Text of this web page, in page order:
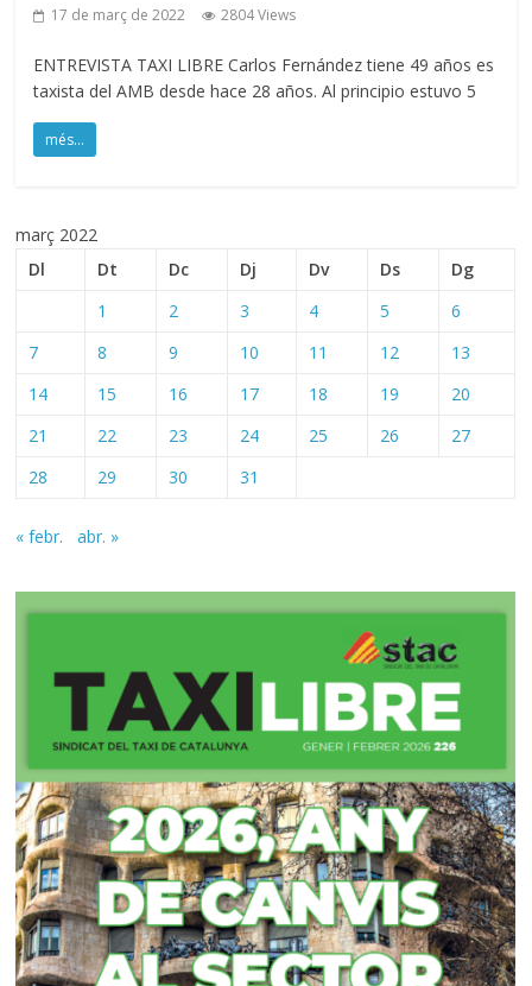
17 de març de 2022 2804 Views
ENTREVISTA TAXI LIBRE Carlos Fernández tiene 49 años es
taxista del AMB desde hace 28 años. Al principio estuvo 5
més...
març 2022
Dl
Dt Dc Dj Dv Ds
Dg
1
2 3 4 5
6
7
8 9 10 11 12
13
14
15 16 17 18 19
20
21
22 23 24 25 26
27
28
29 30 31
« febr. abr. »